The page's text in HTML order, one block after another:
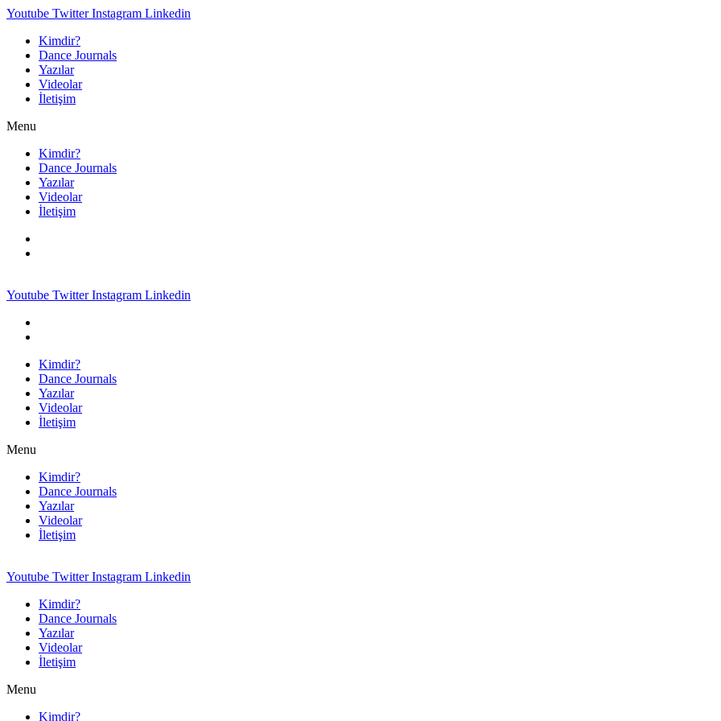
Youtube Twitter Instagram Linkedin
Kimdir?
Dance Journals
Yazılar
Videolar
İletişim
Menu
Kimdir?
Dance Journals
Yazılar
Videolar
İletişim
Youtube Twitter Instagram Linkedin
Kimdir?
Dance Journals
Yazılar
Videolar
İletişim
Menu
Kimdir?
Dance Journals
Yazılar
Videolar
İletişim
Youtube Twitter Instagram Linkedin
Kimdir?
Dance Journals
Yazılar
Videolar
İletişim
Menu
Kimdir?